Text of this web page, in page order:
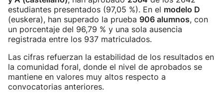
estudiantes presentados (97,05 %). En el modelo D
(euskera), han superado la prueba 906 alumnos, con
un porcentaje del 96,79 % y una sola ausencia
registrada entre los 937 matriculados.
Las cifras refuerzan la estabilidad de los resultados en
la comunidad foral, donde el nivel de aprobados se
mantiene en valores muy altos respecto a
convocatorias anteriores.